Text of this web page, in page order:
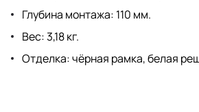
Глубина монтажа: 110 мм.
Вес: 3,18 кг.
Отделка: чёрная рамка, белая